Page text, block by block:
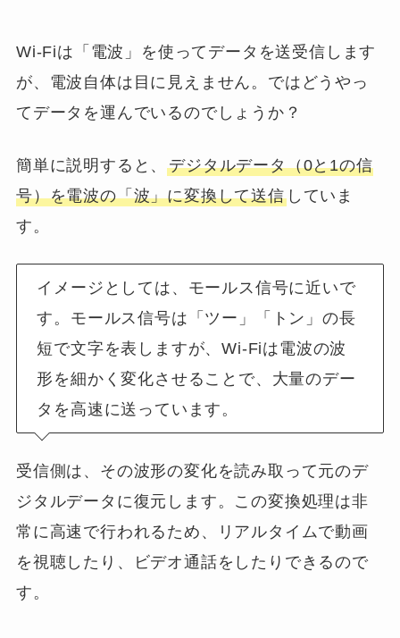
Wi-Fiは「電波」を使ってデータを送受信します
が、電波自体は目に見えません。ではどうやっ
てデータを運んでいるのでしょうか？
簡単に説明すると、デジタルデータ（0と1の信
号）を電波の「波」に変換して送信していま
す。
イメージとしては、モールス信号に近いで
す。モールス信号は「ツー」「トン」の長
短で文字を表しますが、Wi-Fiは電波の波
形を細かく変化させることで、大量のデー
タを高速に送っています。
受信側は、その波形の変化を読み取って元のデ
ジタルデータに復元します。この変換処理は非
常に高速で行われるため、リアルタイムで動画
を視聴したり、ビデオ通話をしたりできるので
す。